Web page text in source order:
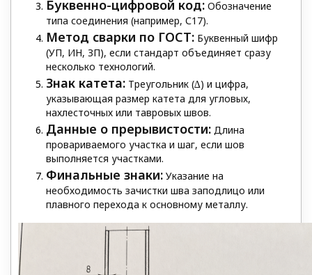
Буквенно-цифровой код: Обозначение
типа соединения (например, С17).
Метод сварки по ГОСТ: Буквенный шифр
(УП, ИН, ЗП), если стандарт объединяет сразу
несколько технологий.
Знак катета: Треугольник (∆) и цифра,
указывающая размер катета для угловых,
нахлесточных или тавровых швов.
Данные о прерывистости: Длина
провариваемого участка и шаг, если шов
выполняется участками.
Финальные знаки: Указание на
необходимость зачистки шва заподлицо или
плавного перехода к основному металлу.